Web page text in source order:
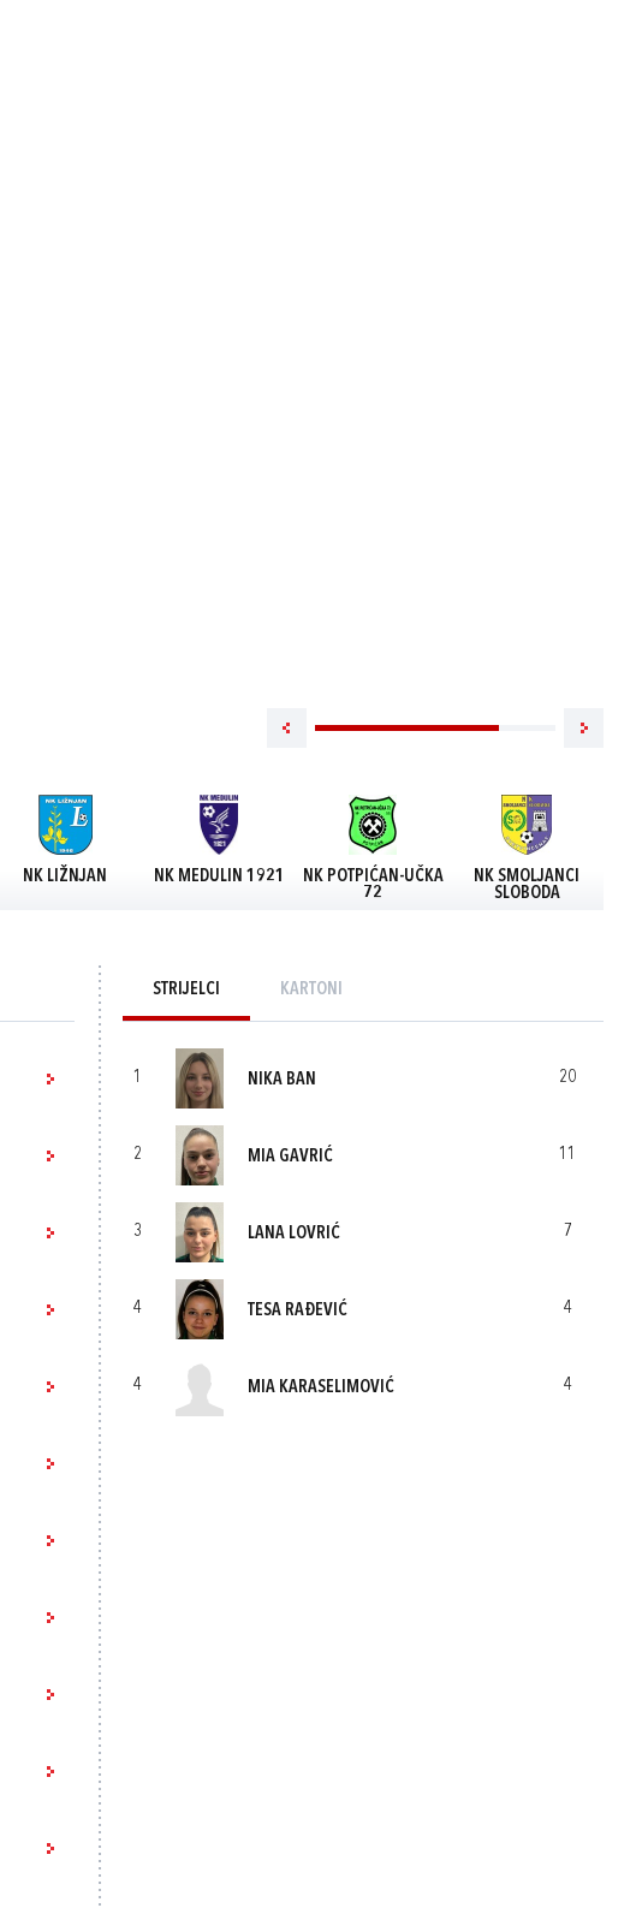
NK LIŽNJAN NK MEDULIN 1921
NK POTPIĆAN-UČKA
72
NK SMOLJANCI
SLOBODA
STRIJELCI KARTONI
1 NIKA BAN 20
2 MIA GAVRIĆ 11
3 LANA LOVRIĆ 7
4 TESA RAĐEVIĆ 4
4 MIA KARASELIMOVIĆ 4